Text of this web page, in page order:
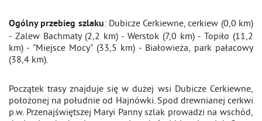
Ogólny przebieg szlaku: Dubicze Cerkiewne, cerkiew (0,0 km)
- Zalew Bachmaty (2,2 km) - Werstok (7,0 km) - Topiło (11,2
km) - "Miejsce Mocy" (33,5 km) - Białowieża, park pałacowy
(38,4 km).
Początek trasy znajduje się w dużej wsi Dubicze Cerkiewne,
położonej na południe od Hajnówki. Spod drewnianej cerkwi
p.w. Przenajświętszej Maryi Panny szlak prowadzi na wschód,